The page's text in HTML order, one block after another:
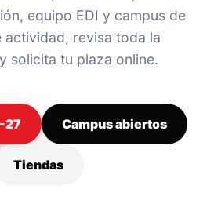
equipo EDI y campus de
actividad, revisa toda la
solicita tu plaza online.
27 Campus abiertos
Tiendas